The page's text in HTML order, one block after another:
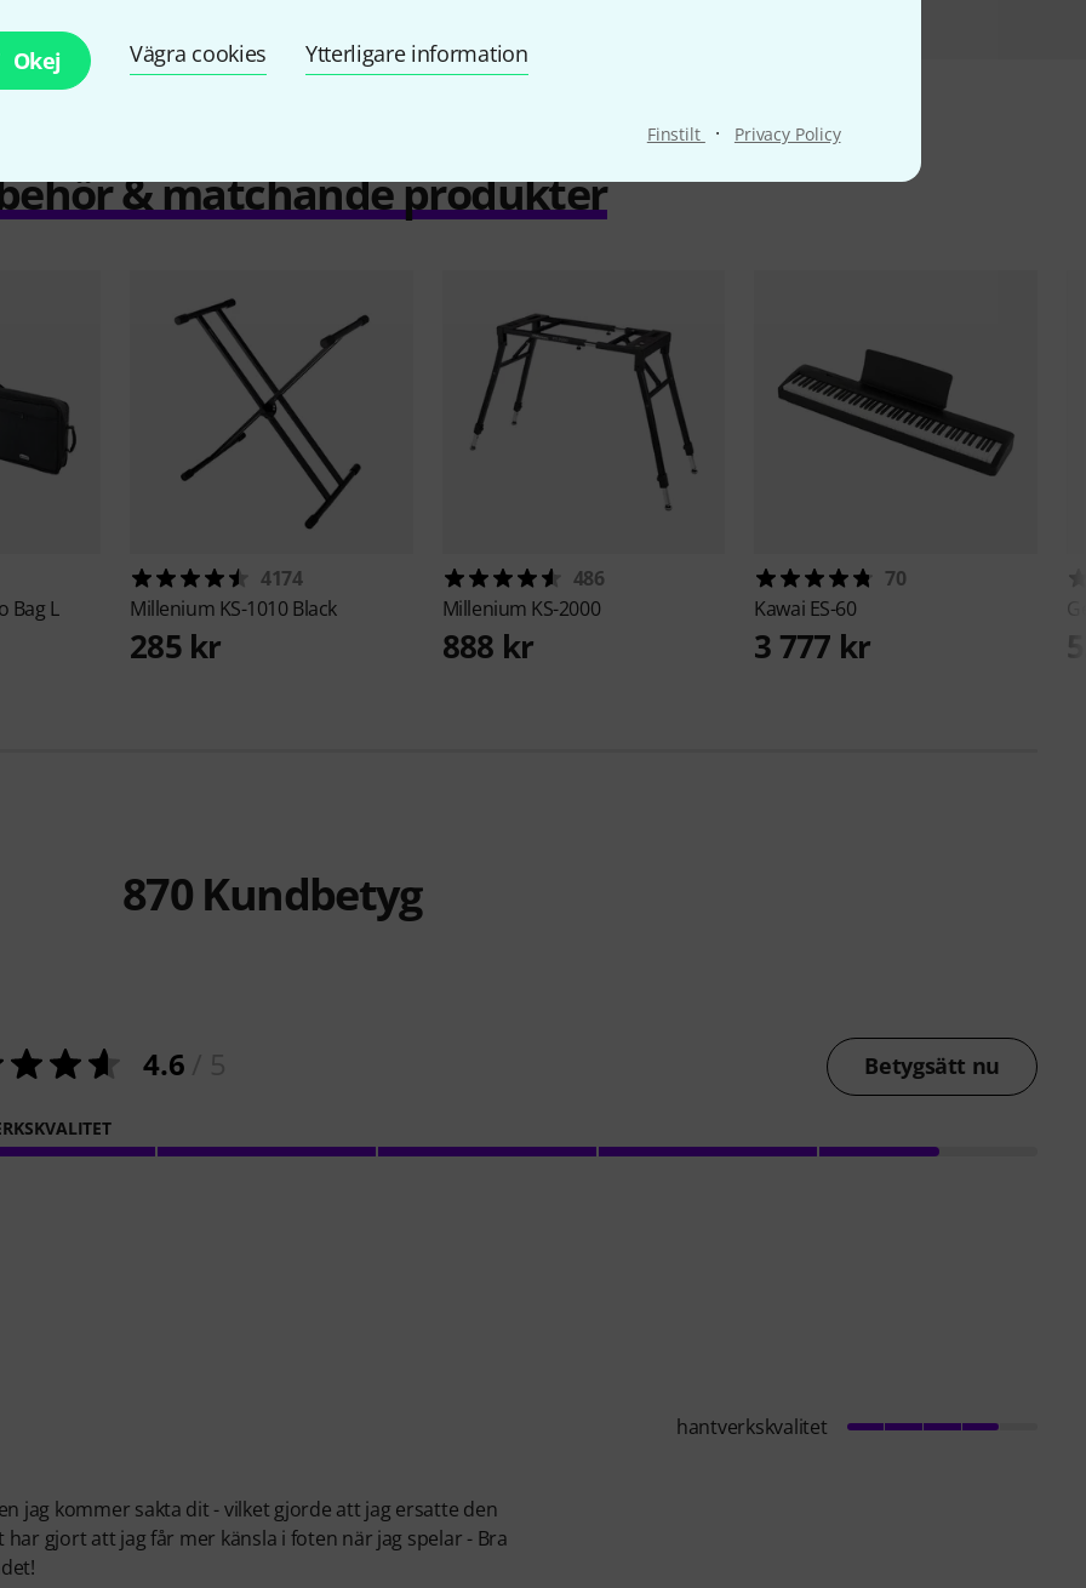
Okej Vägra cookies Ytterligare information
Finstilt · Privacy Policy
& matchande produkter
Bag L
4174
Millenium KS-1010 Black
285 kr
486
Millenium KS-2000
888 kr
70
Kawai ES-60
3 777 kr
870 Kundbetyg
4.6 Betygsätt nu
jag kommer sakta dit - vilket gjorde att jag ersatte den
gjort att jag får mer känsla i foten när jag spelar - Bra
hantverkskvalitet